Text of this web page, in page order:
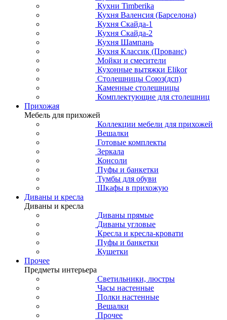
Кухни Timberika
Кухня Валенсия (Барселона)
Кухня Скайда-1
Кухня Скайда-2
Кухня Шампань
Кухня Классик (Прованс)
Мойки и смесители
Кухонные вытяжки Elikor
Столешницы Союз(дсп)
Каменные столешницы
Комплектующие для столешниц
Прихожая
Мебель для прихожей
Коллекции мебели для прихожей
Вешалки
Готовые комплекты
Зеркала
Консоли
Пуфы и банкетки
Тумбы для обуви
Шкафы в прихожую
Диваны и кресла
Диваны и кресла
Диваны прямые
Диваны угловые
Кресла и кресла-кровати
Пуфы и банкетки
Кушетки
Прочее
Предметы интерьера
Светильники, люстры
Часы настенные
Полки настенные
Вешалки
Прочее